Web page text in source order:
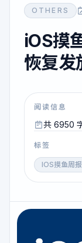
OTHERS
iOS摸
恢复发
阅读信息
共 6950
标签
IOS摸鱼周报